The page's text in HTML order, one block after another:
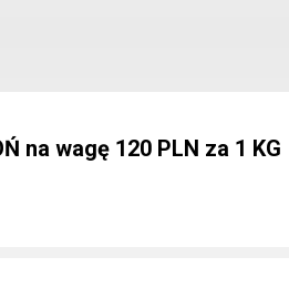
na wagę 120 PLN za 1 KG